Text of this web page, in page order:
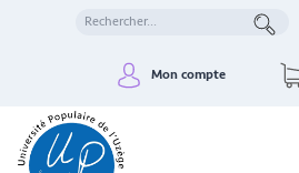
Mon compte